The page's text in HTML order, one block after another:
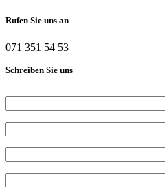
Rufen Sie uns an
071 351 54 53
Schreiben Sie uns